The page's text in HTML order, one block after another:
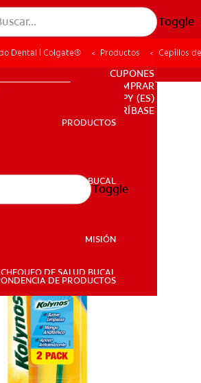
Toggle
PRODUCTOS
SALUD BUCAL
CHEQUEO DE SALUD BUCAL
CORRESPONDENCIA DE PRODUCTOS
PARA PROFESIONALES
CUPONES
DONDE COMPRAR
PY (ES)
SUSCRÍBASE
PRODUCTOS
SALUD BUCAL
MISIÓN
CHEQUEO DE SALUD BUCAL
DE PRODUCTOS
Toggle
Dental | Colgate® Productos Cepillos